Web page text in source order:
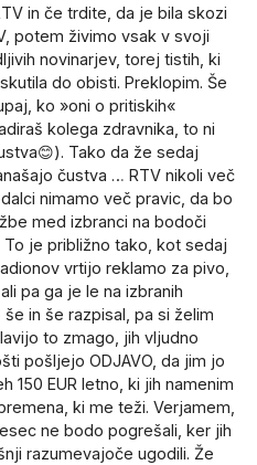
in če trdite, da je bila skozi
potem živimo vsak v svoji
novinarjev, torej tistih, ki
do obisti. Preklopim. Še
ko »oni o pritiskih«
kolega zdravnika, to ni
Tako da že sedaj
čustva … RTV nikoli več
nimamo več pravic, da bo
med izbranci na bodoči
je približno tako, kot sedaj
vrtijo reklamo za pivo,
pa ga je le na izbranih
in še razpisal, pa si želim
to zmago, jih vljudno
pošljejo ODJAVO, da jim jo
150 EUR letno, ki jih namenim
ki me teži. Verjamem,
ne bodo pogrešali, ker jih
razumevajoče ugodili. Že